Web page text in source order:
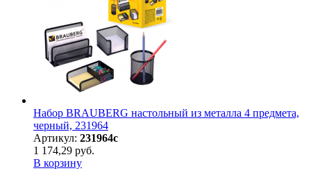
Набор BRAUBERG настольный из металла 4 предмета,
черный, 231964
Артикул: 231964с
1 174,29 руб.
В корзину